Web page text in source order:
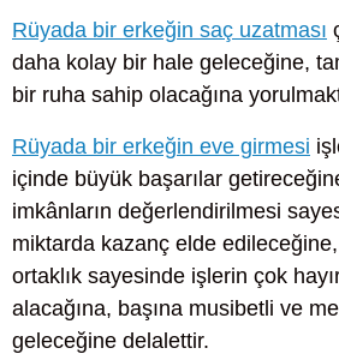
Rüyada bir erkeğin saç uzatması
daha kolay bir hale geleceğine,
bir ruha sahip olacağına
Rüyada bir erkeğin eve girmesi
içinde büyük başarılar
imkânların değerlendirilmesi
miktarda kazanç elde
ortaklık sayesinde işlerin çok
alacağına, başına musibetli ve
geleceğine delalettir.